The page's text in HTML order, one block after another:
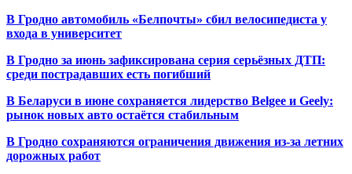
В Гродно автомобиль «Белпочты» сбил велосипедиста у
входа в университет
В Гродно за июнь зафиксирована серия серьёзных ДТП:
среди пострадавших есть погибший
В Беларуси в июне сохраняется лидерство Belgee и Geely:
рынок новых авто остаётся стабильным
В Гродно сохраняются ограничения движения из-за летних
дорожных работ